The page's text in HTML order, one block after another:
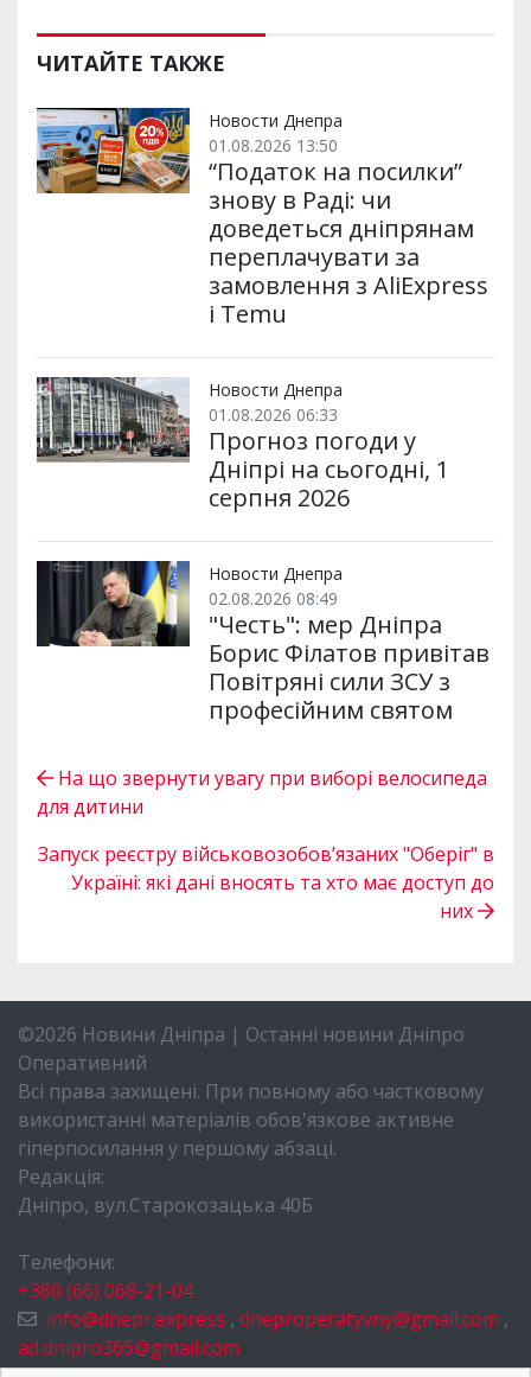
ЧИТАЙТЕ ТАКЖЕ
Новости Днепра
01.08.2026 13:50
“Податок на посилки”
знову в Раді: чи
доведеться дніпрянам
переплачувати за
замовлення з AliExpress
і Temu
Новости Днепра
01.08.2026 06:33
Прогноз погоди у
Дніпрі на сьогодні, 1
серпня 2026
Новости Днепра
02.08.2026 08:49
"Честь": мер Дніпра
Борис Філатов привітав
Повітряні сили ЗСУ з
професійним святом
На що звернути увагу при виборі велосипеда
для дитини
Запуск реєстру військовозобов’язаних "Оберіг" в
Україні: які дані вносять та хто має доступ до
них
©2026 Новини Дніпра | Останні новини Дніпро
Оперативний
Всі права захищені. При повному або частковому
використанні матеріалів обов'язкове активне
гіперпосилання у першому абзаці.
Редакція:
Дніпро, вул.Старокозацька 40Б
Телефони:
+380 (66) 068-21-04
info@dnepr.express , dneproperatyvny@gmail.com ,
ad.dnipro365@gmail.com